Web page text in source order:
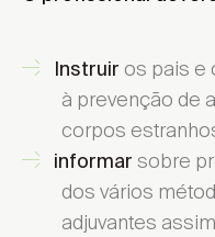
Instruir os pais e
à prevenção de
corpos
informar sobre
dos vários
adjuvantes